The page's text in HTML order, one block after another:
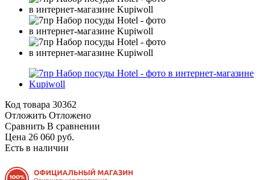
Код товара 30362
Отложить Отложено
Сравнить В сравнении
Цена 26 060 руб.
Есть в наличии